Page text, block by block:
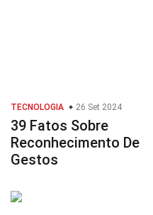
TECNOLOGIA 26 Set 2024
39 Fatos Sobre
Reconhecimento De
Gestos